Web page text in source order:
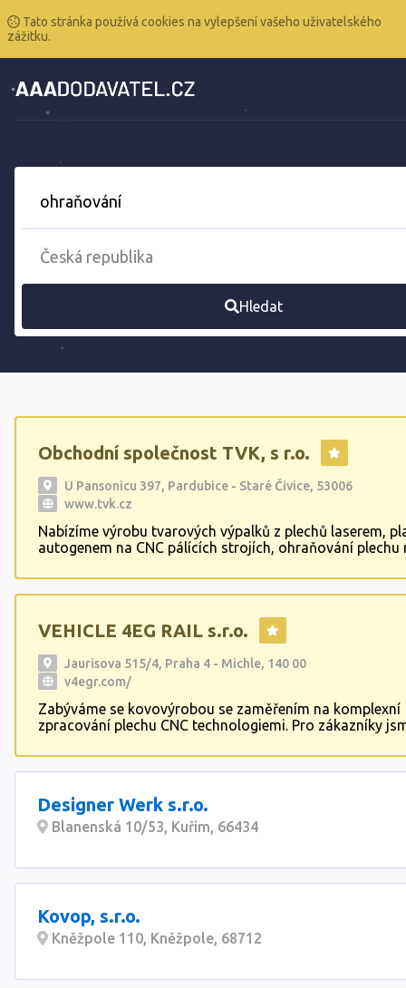
Tato stránka používá cookies na vylepšení vašeho uživatelského
zážitku.
Hledat
Obchodní společnost TVK, s r.o.
U Pansonicu 397, Pardubice - Staré Čivice, 53006
www.tvk.cz
Nabízíme výrobu tvarových výpalků z plechů laserem,
autogenem na CNC pálících strojích, ohraňování plechu
autodopravu. Dodávku kary sítí včetně jejich ohybu .
betonářských drátů . Výroba třmínků z betonářského
VEHICLE 4EG RAIL s.r.o.
Jaurisova 515/4, Praha 4 - Michle, 140 00
v4egr.com/
Zabýváme se kovovýrobou se zaměřením na komplexní
zpracování plechu CNC technologiemi. Pro zákazníky
svařování, ostatní zámečnické práce, jako např.
firma zabývá servisem, opravou a modernizací
Designer Werk s.r.o.
Blanenská 10/53, Kuřim, 66434
Kovop, s.r.o.
Kněžpole 110, Kněžpole, 68712